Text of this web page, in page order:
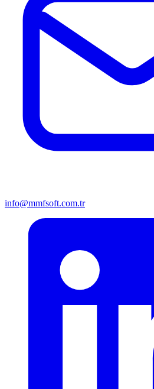
info@mmfsoft.com.tr